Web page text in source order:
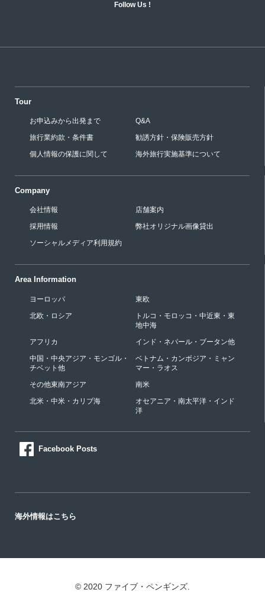
Follow Us !
Tour
お申込みから出発まで
Q&A
旅行業約款・条件書
勧誘方針・保険販売方針
個人情報の保護に関して
海外旅行実施基準について
Company
会社情報
店舗案内
採用情報
弊社オリジナル画像貸出
ソーシャルメディア利用規約
Area Information
ヨーロッパ
東欧
北欧・ロシア
トルコ・モロッコ・中近東・東
地中海
アフリカ
インド・ネパール・ブータン他
中国・中央アジア・モンゴル・
チベット他
ベトナム・カンボジア・ミャン
マー・ラオス
その他東南アジア
南米
北米・中米・カリブ海
オセアニア・南太平洋・インド
洋
Facebook Posts
海外情報はこちら
© 2020 ファイブ・ペンギンズ.